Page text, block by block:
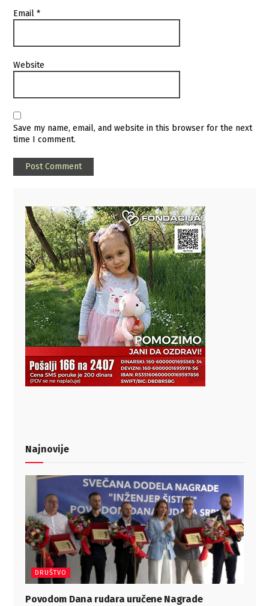
Email*
Website
Save my name, email, and website in this browser for the next
time I comment.
Najnovije
DRUŠTVO
Povodom Dana rudara uručene Nagrade